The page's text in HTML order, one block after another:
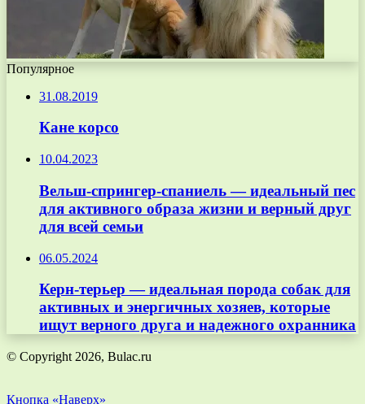
Популярное
31.08.2019
Кане корсо
10.04.2023
Вельш-спрингер-спаниель — идеальный пес
для активного образа жизни и верный друг
для всей семьи
06.05.2024
Керн-терьер — идеальная порода собак для
активных и энергичных хозяев, которые
ищут верного друга и надежного охранника
© Copyright 2026, Bulac.ru
Кнопка «Наверх»